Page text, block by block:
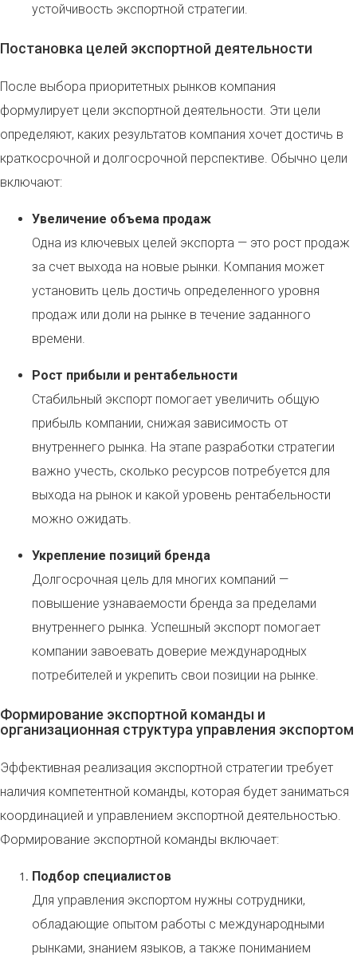
устойчивость экспортной стратегии.
Постановка целей экспортной деятельности
После выбора приоритетных рынков компания
формулирует цели экспортной деятельности. Эти цели
определяют, каких результатов компания хочет достичь в
краткосрочной и долгосрочной перспективе. Обычно цели
включают:
Увеличение объема продаж
Одна из ключевых целей экспорта — это рост продаж
за счет выхода на новые рынки. Компания может
установить цель достичь определенного уровня
продаж или доли на рынке в течение заданного
времени.
Рост прибыли и рентабельности
Стабильный экспорт помогает увеличить общую
прибыль компании, снижая зависимость от
внутреннего рынка. На этапе разработки стратегии
важно учесть, сколько ресурсов потребуется для
выхода на рынок и какой уровень рентабельности
можно ожидать.
Укрепление позиций бренда
Долгосрочная цель для многих компаний —
повышение узнаваемости бренда за пределами
внутреннего рынка. Успешный экспорт помогает
компании завоевать доверие международных
потребителей и укрепить свои позиции на рынке.
Формирование экспортной команды и
организационная структура управления экспортом
Эффективная реализация экспортной стратегии требует
наличия компетентной команды, которая будет заниматься
координацией и управлением экспортной деятельностью.
Формирование экспортной команды включает:
Подбор специалистов
Для управления экспортом нужны сотрудники,
обладающие опытом работы с международными
рынками, знанием языков, а также пониманием